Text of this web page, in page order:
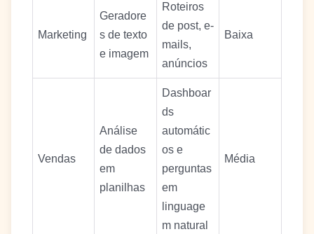
Marketing
Geradore
s de texto
e imagem
Roteiros
de post, e-
mails,
anúncios
Baixa
Vendas
Análise
de dados
em
planilhas
Dashboar
ds
automátic
os e
perguntas
em
linguage
m natural
Média